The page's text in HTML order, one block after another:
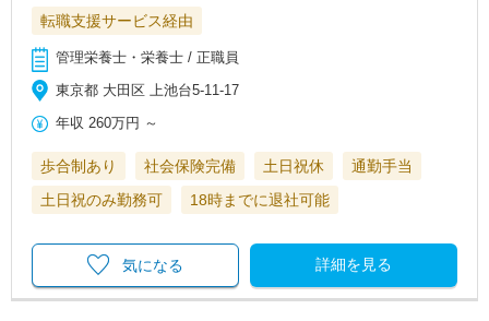
転職支援サービス経由
管理栄養士・栄養士 / 正職員
東京都 大田区 上池台5-11-17
年収 260万円 ～
歩合制あり 社会保険完備 土日祝休
通勤手当
土日祝のみ勤務可
18時までに退社可能
詳細を見る
気になる